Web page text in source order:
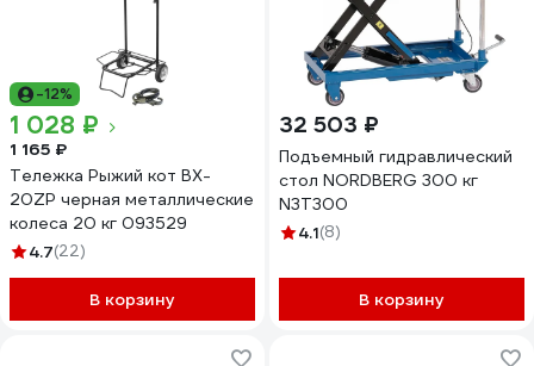
-12%
1 028 ₽
1 165 ₽
Тележка Рыжий кот BX-
20ZP черная металлические
колеса 20 кг 093529
4.7(22)
В корзину
32 503 ₽
Подъемный гидравлический
стол NORDBERG 300 кг
N3T300
4.1(8)
В корзину